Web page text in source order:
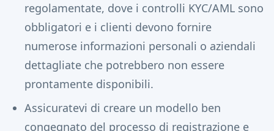
regolamentate, dove i controlli KYC/AML sono
obbligatori e i clienti devono fornire
numerose informazioni personali o aziendali
dettagliate che potrebbero non essere
prontamente disponibili.
Assicuratevi di creare un modello ben
congegnato del processo di registrazione e